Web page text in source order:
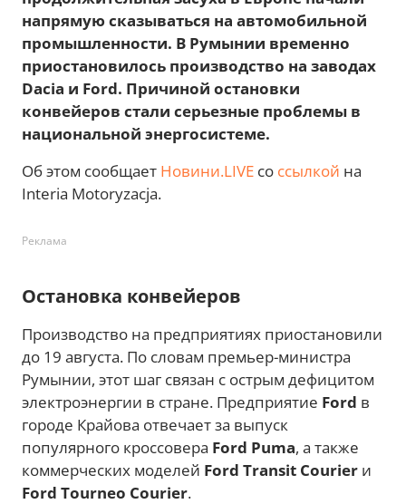
напрямую сказываться на автомобильной
промышленности. В Румынии временно
приостановилось производство на заводах
Dacia и Ford. Причиной остановки
конвейеров стали серьезные проблемы в
национальной энергосистеме.
Об этом сообщает Новини.LIVE со ссылкой на
Interia Motoryzacja.
Реклама
Остановка конвейеров
Производство на предприятиях приостановили
до 19 августа. По словам премьер-министра
Румынии, этот шаг связан с острым дефицитом
электроэнергии в стране. Предприятие Ford в
городе Крайова отвечает за выпуск
популярного кроссовера Ford Puma, а также
коммерческих моделей Ford Transit Courier и
Ford Tourneo Courier.